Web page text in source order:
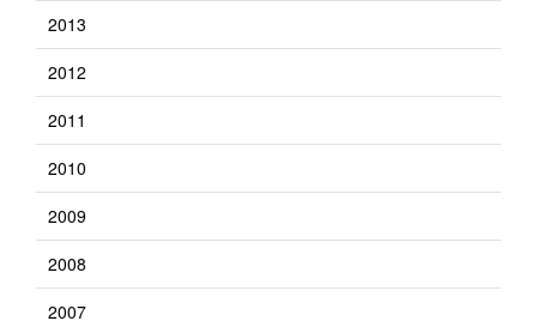
2013
2012
2011
2010
2009
2008
2007